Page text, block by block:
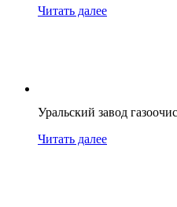
Читать далее
Уральский завод
Читать далее